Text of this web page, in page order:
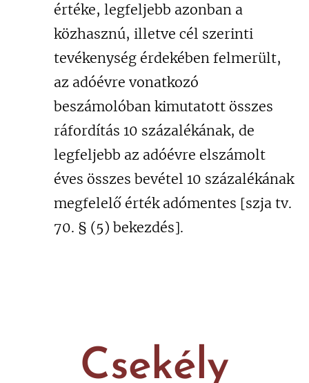
értéke, legfeljebb azonban a
közhasznú, illetve cél szerinti
tevékenység érdekében felmerült,
az adóévre vonatkozó
beszámolóban kimutatott összes
ráfordítás 10 százalékának, de
legfeljebb az adóévre elszámolt
éves összes bevétel 10 százalékának
megfelelő érték adómentes [szja tv.
70. § (5) bekezdés].
Csekély